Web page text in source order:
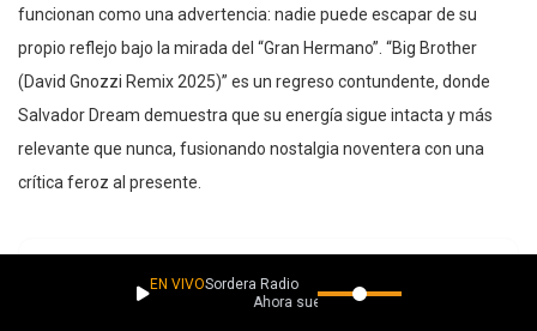
funcionan como una advertencia: nadie puede escapar de su
propio reflejo bajo la mirada del “Gran Hermano”. “Big Brother
(David Gnozzi Remix 2025)” es un regreso contundente, donde
Salvador Dream demuestra que su energía sigue intacta y más
relevante que nunca, fusionando nostalgia noventera con una
crítica feroz al presente.
EN VIVOSordera Radio
Ahora suena